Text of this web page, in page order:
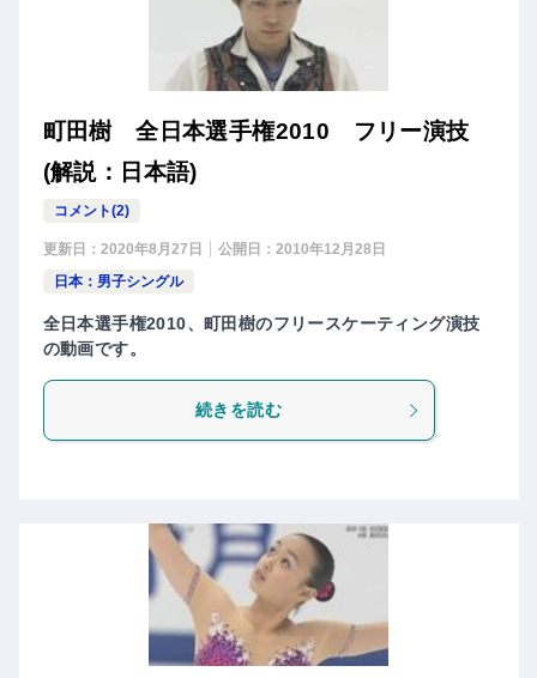
町田樹 全日本選手権2010 フリー演技
(解説：日本語)
コメント(2)
更新日： 2020年8月27日 公開日： 2010年12月28日
日本：男子シングル
全日本選手権2010、町田樹のフリースケーティング演技
の動画です。
続きを読む